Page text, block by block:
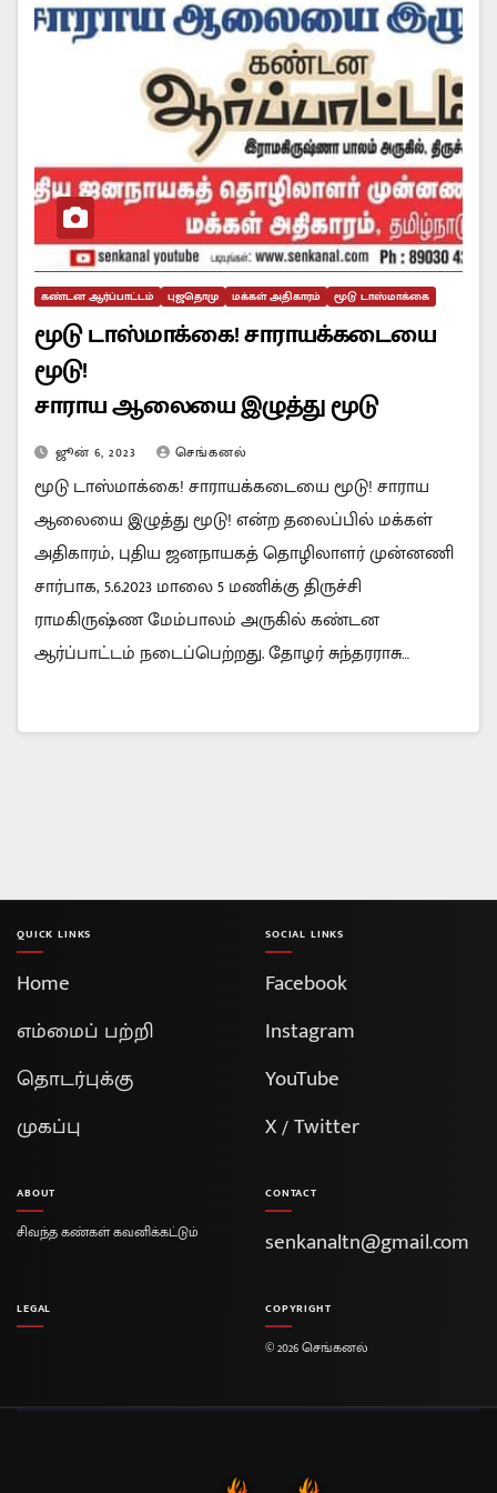
கண்டன ஆர்ப்பாட்டம் புஜதொமு மக்கள் அதிகாரம் மூடு டாஸ்மாக்கை
மூடு டாஸ்மாக்கை! சாராயக்கடையை
மூடு!
சாராய ஆலையை இழுத்து மூடு
ஜூன் 6, 2023 செங்கனல்
மூடு டாஸ்மாக்கை! சாராயக்கடையை மூடு! சாராய
ஆலையை இழுத்து மூடு! என்ற தலைப்பில் மக்கள்
அதிகாரம், புதிய ஜனநாயகத் தொழிலாளர் முன்னணி
சார்பாக, 5.6.2023 மாலை 5 மணிக்கு திருச்சி
ராமகிருஷ்ண மேம்பாலம் அருகில் கண்டன
ஆர்ப்பாட்டம் நடைப்பெற்றது. தோழர் சுந்தரராசு…
QUICK LINKS
Home
எம்மைப் பற்றி
தொடர்புக்கு
முகப்பு
SOCIAL LINKS
Facebook
Instagram
YouTube
X / Twitter
ABOUT
சிவந்த கண்கள் கவனிக்கட்டும்
CONTACT
senkanaltn@gmail.com
LEGAL COPYRIGHT
© 2026 செங்கனல்